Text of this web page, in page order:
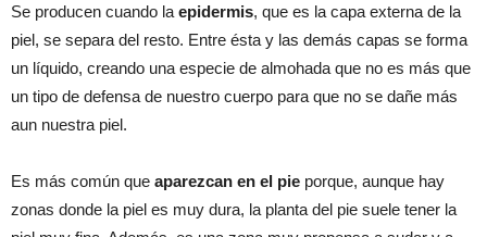
Se producen cuando la epidermis, que es la capa externa de la
piel, se separa del resto. Entre ésta y las demás capas se forma
un líquido, creando una especie de almohada que no es más que
un tipo de defensa de nuestro cuerpo para que no se dañe más
aun nuestra piel.
Es más común que aparezcan en el pie porque, aunque hay
zonas donde la piel es muy dura, la planta del pie suele tener la